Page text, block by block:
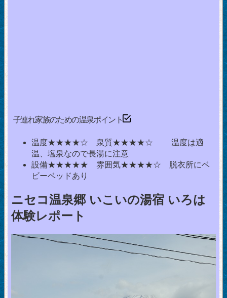
子連れ家族のための温泉ポイント
温度★★★★☆ 泉質★★★★☆ 温度は適
温、塩泉なので長湯に注意
設備★★★★★ 雰囲気★★★★☆ 脱衣所にベ
ビーベッドあり
ニセコ温泉郷 いこいの湯宿 いろは
体験レポート